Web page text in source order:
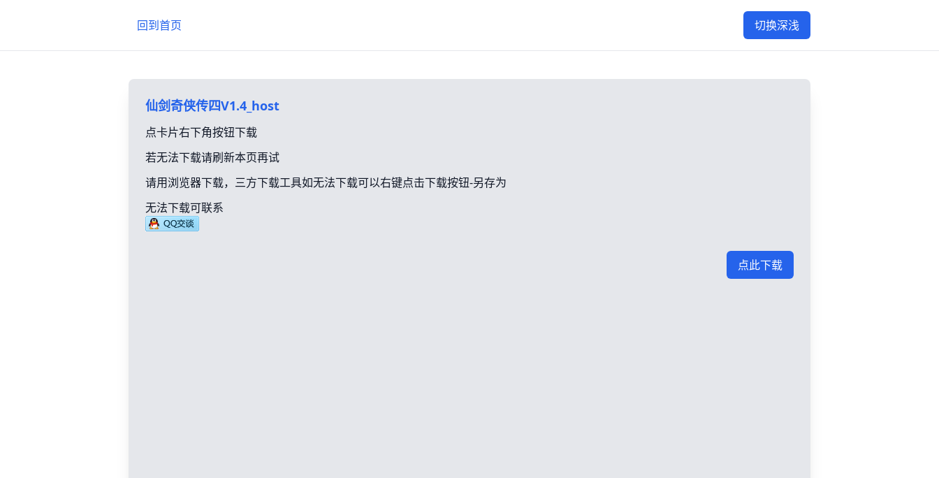
回到首页 切换深浅
仙剑奇侠传四V1.4_host
点卡片右下角按钮下载
若无法下载请刷新本页再试
请用浏览器下载，三方下载工具如无法下载可以右键点击下载按钮-另存为
无法下载可联系
点此下载